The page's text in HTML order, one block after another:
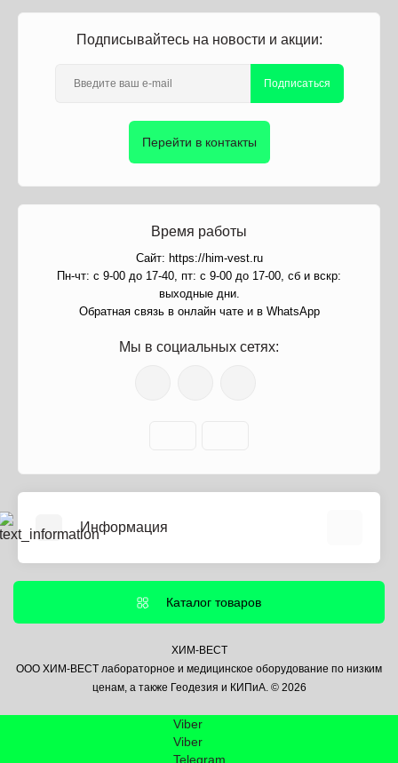
Подписывайтесь на новости и акции:
Подписаться
Перейти в контакты
Время работы
Сайт: https://him-vest.ru
Пн-чт: с 9-00 до 17-40, пт: с 9-00 до 17-00, сб и вскр:
выходные дни.
Обратная связь в онлайн чате и в WhatsApp
Мы в социальных сетях:
Информация
Информация о доставке
Политика безопасности
Контакты
Каталог товаров
ХИМ-ВЕСТ
ООО ХИМ-ВЕСТ лабораторное и медицинское оборудование по низким
ценам, а также Геодезия и КИПиА. © 2026
Viber
Viber
Telegram